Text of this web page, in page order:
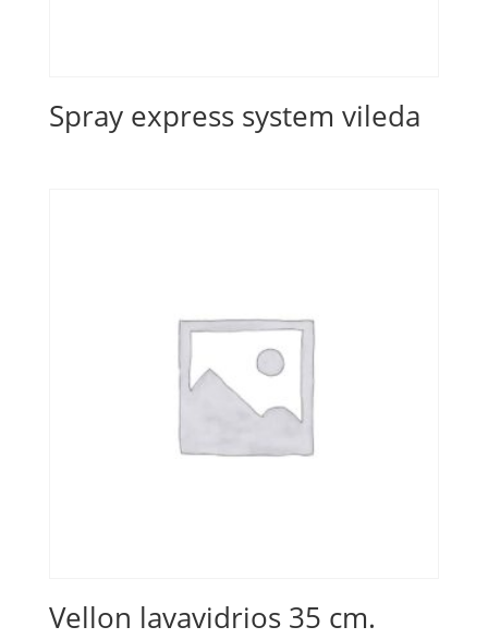
Spray express system vileda
Vellon lavavidrios 35 cm.